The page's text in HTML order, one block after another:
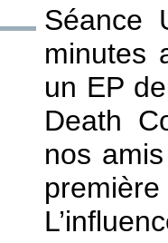
Séance
minutes
un EP
Death
nos